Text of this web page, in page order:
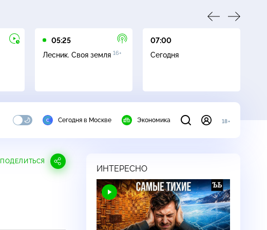
05:25
Лесник. Своя земля 16+
07:00
Сегодня
Сегодня в Москве Экономика 18+
ПОДЕЛИТЬСЯ
ИНТЕРЕСНО